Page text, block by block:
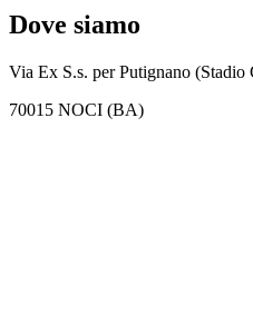
Dove siamo
Via Ex S.s. per Putignano
70015 NOCI (BA)